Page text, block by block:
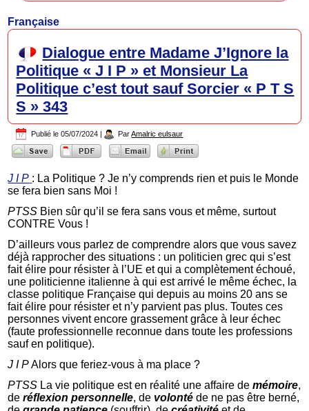
Française
Dialogue entre Madame J’Ignore la
Politique « J I P » et Monsieur La
Politique c’est tout sauf Sorcier « P T S
S » 343
Publié le 05/07/2024 | Par Amalric eulsaur
J I P : La Politique ? Je n’y comprends rien et puis le Monde
se fera bien sans Moi !
PTSS Bien sûr qu’il se fera sans vous et même, surtout
CONTRE Vous !
D’ailleurs vous parlez de comprendre alors que vous savez
déjà rapprocher des situations : un politicien grec qui s’est
fait élire pour résister à l’UE et qui a complètement échoué,
une politicienne italienne à qui est arrivé le même échec, la
classe politique Française qui depuis au moins 20 ans se
fait élire pour résister et n’y parvient pas plus. Toutes ces
personnes vivent encore grassement grâce à leur échec
(faute professionnelle reconnue dans toute les professions
sauf en politique).
J I PAlors que feriez-vous à ma place ?
PTSS La vie politique est en réalité une affaire demémoire,
deréflexion personnelle, de volonté de ne pas être berné,